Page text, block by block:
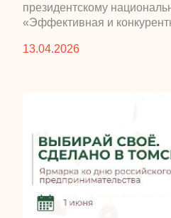
президентскому
«Эффективная и
13.04.2026